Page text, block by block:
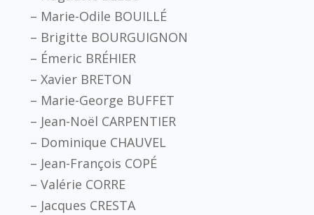
– Marie-Odile BOUILLÉ
– Brigitte BOURGUIGNON
– Émeric BRÉHIER
– Xavier BRETON
– Marie-George BUFFET
– Jean-Noël CARPENTIER
– Dominique CHAUVEL
– Jean-François COPÉ
– Valérie CORRE
– Jacques CRESTA